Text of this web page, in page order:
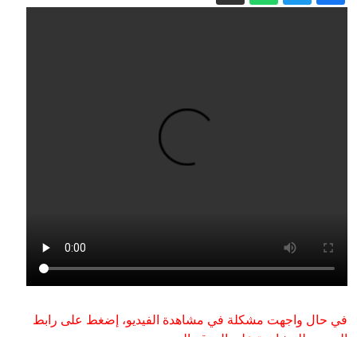
يحسم الصراع في مضيق هرمز؟
كشك تصوير في نيويورك.. هل تقود هذه
الصور غرباء إلى الحب؟
مجتبى خامنئي في أماكن عامة قريبًا
في حال واجهت مشكلة في مشاهدة الفيديو، إضغط على رابط